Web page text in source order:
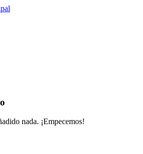
nada. ¡Empecemos!